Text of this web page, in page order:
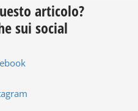
articolo?
sui social